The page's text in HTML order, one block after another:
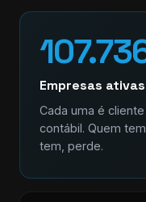
Empresas
Cada uma é
contábil. Quem
tem, perde.